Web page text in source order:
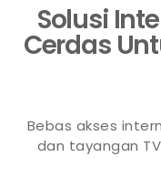
Solusi
Cerdas
Bebas akses
dan tayangan